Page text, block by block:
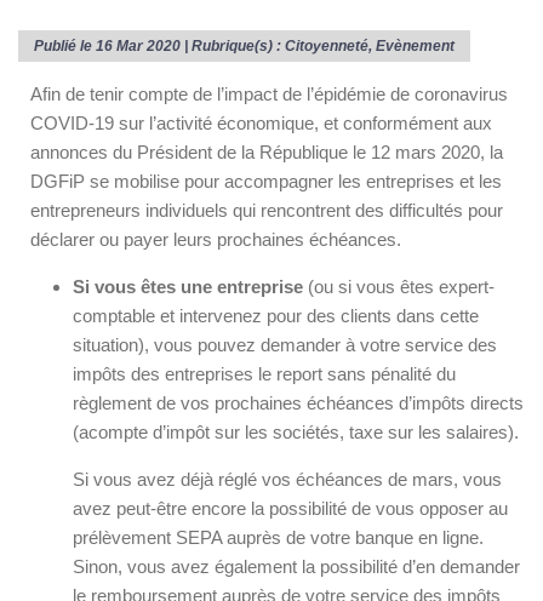
Publié le 16 Mar 2020 | Rubrique(s) : Citoyenneté, Evènement
Afin de tenir compte de l’impact de l’épidémie de coronavirus
COVID-19 sur l’activité économique, et conformément aux
annonces du Président de la République le 12 mars 2020, la
DGFiP se mobilise pour accompagner les entreprises et les
entrepreneurs individuels qui rencontrent des difficultés pour
déclarer ou payer leurs prochaines échéances.
Si vous êtes une entreprise (ou si vous êtes expert-
comptable et intervenez pour des clients dans cette
situation), vous pouvez demander à votre service des
impôts des entreprises le report sans pénalité du
règlement de vos prochaines échéances d’impôts directs
(acompte d’impôt sur les sociétés, taxe sur les salaires).
Si vous avez déjà réglé vos échéances de mars, vous
avez peut-être encore la possibilité de vous opposer au
prélèvement SEPA auprès de votre banque en ligne.
Sinon, vous avez également la possibilité d’en demander
le remboursement auprès de votre service des impôts